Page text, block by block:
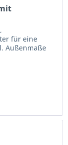
für eine
Außenmaße